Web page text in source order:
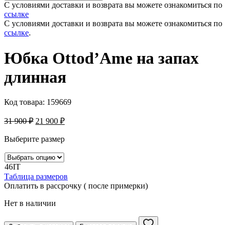
С условиями доставки и возврата вы можете ознакомиться по
ссылке
С условиями доставки и возврата вы можете ознакомиться по
ссылке.
Юбка Ottod’Ame на запах
длинная
Код товара: 159669
31 900₽ 21 900 ₽
Выберите размер
46IT
Таблица размеров
Оплатить в рассрочку ( после примерки)
Нет в наличии